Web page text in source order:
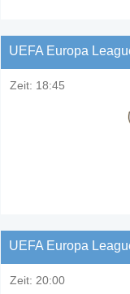
UEFA Europa
Zeit: 18:45
UEFA Europa
Zeit: 20:00